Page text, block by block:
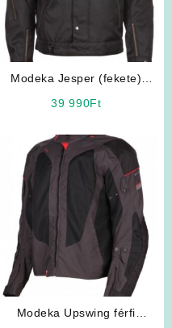
Modeka Jesper (fekete)
39 990Ft
Modeka Upswing férfi